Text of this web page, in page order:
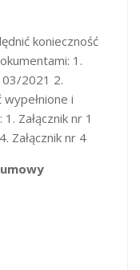
konieczność
1.
03/2021 2.
i
Załącznik nr 1
Załącznik nr 4